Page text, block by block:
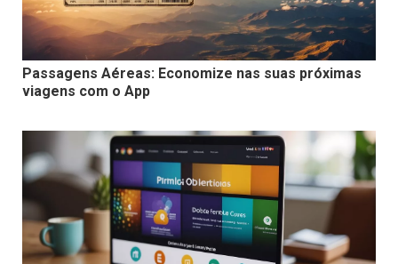
Passagens Aéreas: Economize nas suas próximas
viagens com o App